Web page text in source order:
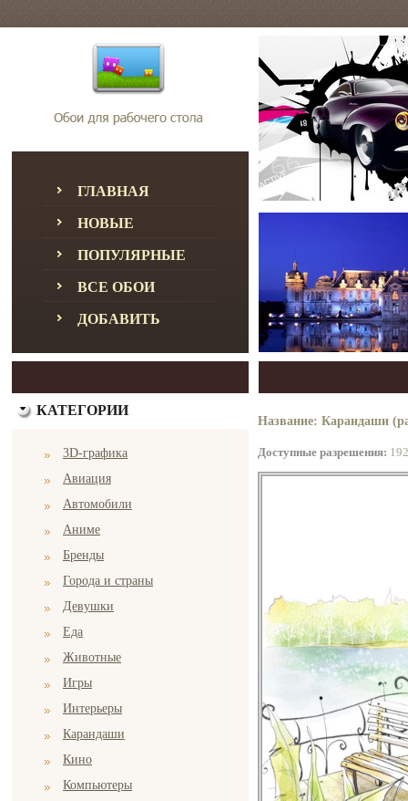
ГЛАВНАЯ
НОВЫЕ
ПОПУЛЯРНЫЕ
ВСЕ ОБОИ
ДОБАВИТЬ
КАТЕГОРИИ
3D-графика
Авиация
Автомобили
Аниме
Бренды
Города и страны
Девушки
Еда
Животные
Игры
Интерьеры
Карандаши
Кино
Компьютеры
Название: Карандаши
Доступные разрешения: